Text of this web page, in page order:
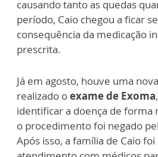
causando tanto as quedas
período, Caio chegou a ficar
consequência da medicação
prescrita.
Já em agosto, houve uma
realizado oexame de Exoma
identificar a doença de forma
o procedimento foi negado
Após isso, a família de Caio